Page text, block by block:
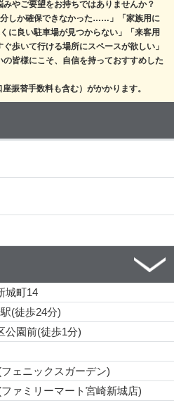
やご要望をお持ちではありませんか？
分しか確保できなかった……」「家族用に
に良い駐車場が見つからない」「来客用
歩いて行ける場所にスペースが欲しい」
皆様にこそ、自信を持っておすすめした
振替手数料も含む）がかかります。
城町14
(徒歩24分)
公園前(徒歩1分)
ェニックスガーデン)
ァミリーマート宮崎新城店)